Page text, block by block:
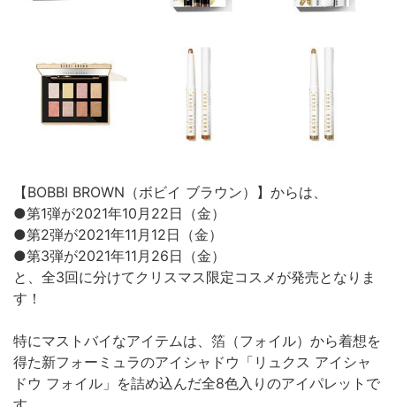
【BOBBI BROWN（ボビイ ブラウン）】からは、
●第1弾が2021年10月22日（金）
●第2弾が2021年11月12日（金）
●第3弾が2021年11月26日（金）
と、全3回に分けてクリスマス限定コスメが発売となりま
す！
特にマストバイなアイテムは、箔（フォイル）から着想を
得た新フォーミュラのアイシャドウ「リュクス アイシャ
ドウ フォイル」を詰め込んだ全8色入りのアイパレットで